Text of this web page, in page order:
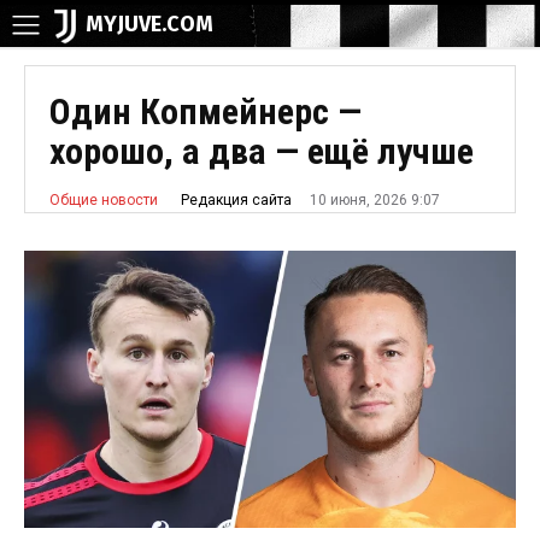
MYJUVE.COM
Один Копмейнерс —
хорошо, а два — ещё лучше
Общие новости Редакция сайта 10 июня, 2026 9:07